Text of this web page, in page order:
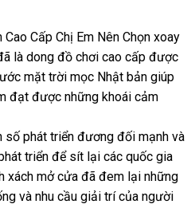
Cấp Chị Em Nên Chọn xoay
là dong đồ chơi cao cấp thanh
toán
được
mặt trời mọc Nhật bản giúp
đạt địa
được tự
những khoái cảm
số phát triển đương đối mạnh ăn
và
triển hàng
nhái
để sít lại đẹp
các quốc gia
xách mở cửa mua
hàng
đã đem lại mua
sắm
những
nước
và nhu cầu giải trímiễn
của người